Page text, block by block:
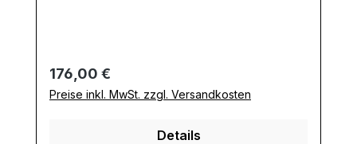
Regulärer Preis:
176,00 €
Preise inkl. MwSt. zzgl. Versandkosten
Details